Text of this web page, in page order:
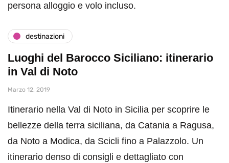
persona alloggio e volo incluso.
destinazioni
Luoghi del Barocco Siciliano: itinerario
in Val di Noto
Marzo 12, 2019
Itinerario nella Val di Noto in Sicilia per scoprire le
bellezze della terra siciliana, da Catania a Ragusa,
da Noto a Modica, da Scicli fino a Palazzolo. Un
itinerario denso di consigli e dettagliato con